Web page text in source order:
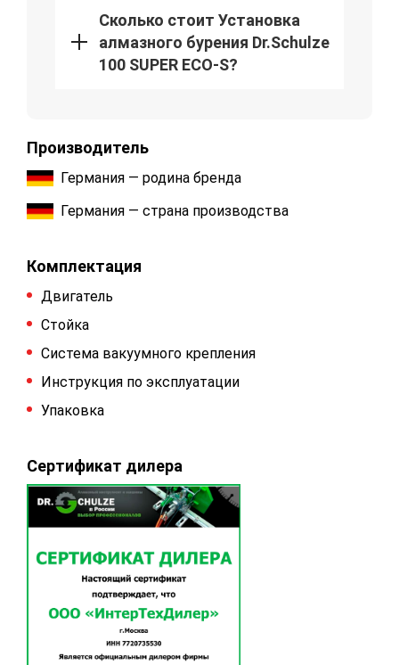
Сколько стоит Установка
алмазного бурения Dr.Schulze
100 SUPER ECO-S?
Производитель
Германия — родина бренда
Германия — страна производства
Комплектация
Двигатель
Стойка
Система вакуумного крепления
Инструкция по эксплуатации
Упаковка
Сертификат дилера